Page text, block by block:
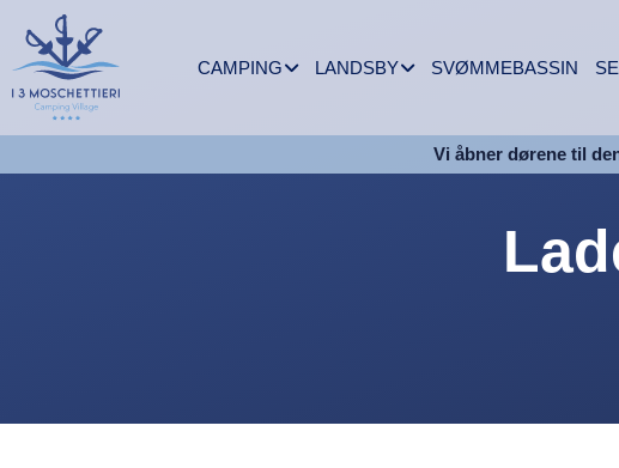
CAMPING LANDSBY SVØMMEBASSIN
Vi åbner dørene til